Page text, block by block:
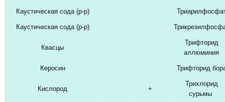
Каустическая сода (р-р)
Каустическая сода (р-р)
Квасцы
Трифторид
аллюминия
Керосин Трифторид
Кислород +
Трихлорид
сурьмы